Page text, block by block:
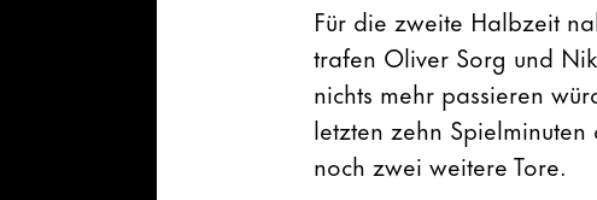
Für die zweite Halbzeit
trafen Oliver Sorg und
nichts mehr passieren
letzten zehn
noch zwei weitere Tore.